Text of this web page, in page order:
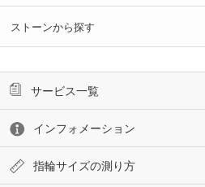
ストーンから探す
サービス一覧
インフォメーション
指輪サイズの測り方